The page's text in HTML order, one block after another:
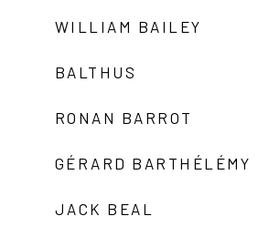
WILLIAM BAILEY
BALTHUS
RONAN BARROT
GÉRARD BARTHÉLÉMY
JACK BEAL